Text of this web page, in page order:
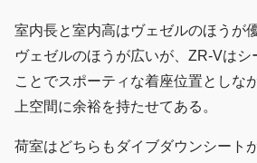
室内長と室内高はヴェゼルのほうが
ヴェゼルのほうが広いが、ZR-Vはシ
ことでスポーティな着座位置としな
上空間に余裕を持たせてある。
荷室はどちらもダイブダウンシート